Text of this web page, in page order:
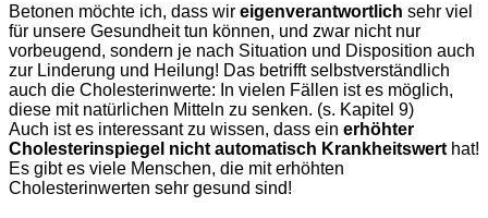
Betonen möchte ich, dass wir eigenverantwortlich sehr viel
für unsere Gesundheit tun können, und zwar nicht nur
vorbeugend, sondern je nach Situation und Disposition auch
zur Linderung und Heilung! Das betrifft selbstverständlich
auch die Cholesterinwerte: In vielen Fällen ist es möglich,
diese mit natürlichen Mitteln zu senken. (s. Kapitel 9)
Auch ist es interessant zu wissen, dass ein erhöhter
Cholesterinspiegel nicht automatisch Krankheitswert hat!
Es gibt es viele Menschen, die mit erhöhten
Cholesterinwerten sehr gesund sind!